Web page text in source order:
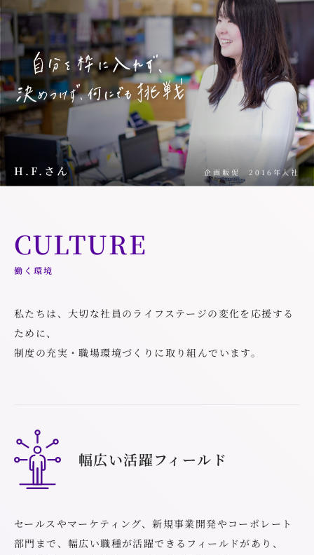
H.F.さん 企画販促 2016年入社
CULTURE
働く環境
私たちは、大切な社員のライフステージの変化を応援する
ために、
制度の充実・職場環境づくりに取り組んでいます。
幅広い活躍フィールド
セールスやマーケティング、新規事業開発やコーポレート
部門まで、幅広い職種が活躍できるフィールドがあり、